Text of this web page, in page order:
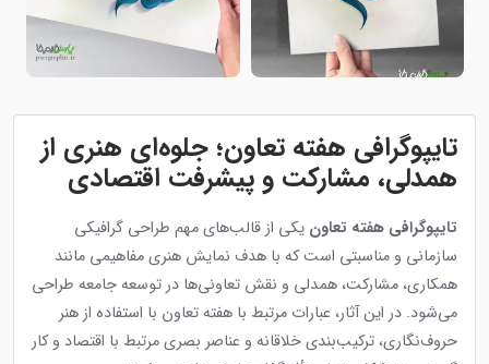
تایپوگرافی هفته تعاون؛ جلوه‌ای هنری از
همدلی، مشارکت و پیشرفت اقتصادی
تایپوگرافی هفته تعاون یکی از قالب‌های مهم طراحی گرافیکی
سازمانی و مناسبتی است که با هدف نمایش هنری مفاهیمی مانند
همکاری، مشارکت، همدلی و نقش تعاونی‌ها در توسعه جامعه طراحی
می‌شود. در این آثار، عبارات مرتبط با هفته تعاون با استفاده از هنر
حروف‌نگاری، ترکیب‌بندی خلاقانه و عناصر بصری مرتبط با اقتصاد و کار